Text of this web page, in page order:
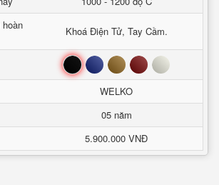
Khoá Điện Tử, Tay Cầm.
Đen Xanh Nâu Đỏ Trắng
WELKO
05 năm
5.900.000 VNĐ